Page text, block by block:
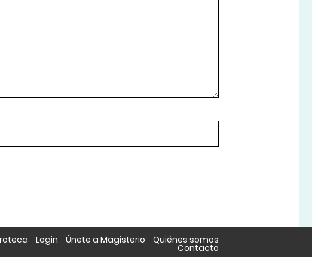
Login Únete a Magisterio Quiénes somos
Contacto